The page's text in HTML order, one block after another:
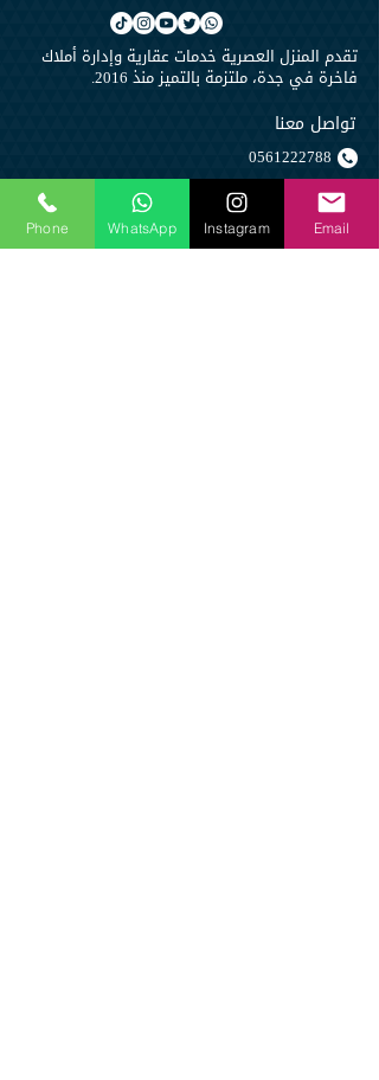
تقدم المنزل العصرية خدمات عقارية وإدارة أملاك
فاخرة في جدة، ملتزمة بالتميز منذ 2016.
تواصل معنا
0561222788
Info@lamaisons.net
روابط مهمة Phone WhatsApp Instagram Email